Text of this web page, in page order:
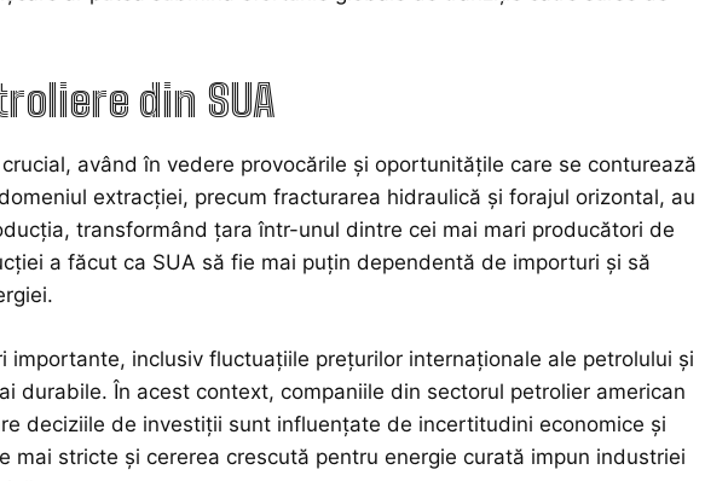
din SUA
având în vedere provocările și oportunitățile care se conturează
extracției, precum fracturarea hidraulică și forajul orizontal, au
transformând țara într-unul dintre cei mai mari producători de
a făcut ca SUA să fie mai puțin dependentă de importuri și să
inclusiv fluctuațiile prețurilor internaționale ale petrolului și
durabile. În acest context, companiile din sectorul petrolier american
deciziile de investiții sunt influențate de incertitudini economice și
mai stricte și cererea crescută pentru energie curată impun industriei